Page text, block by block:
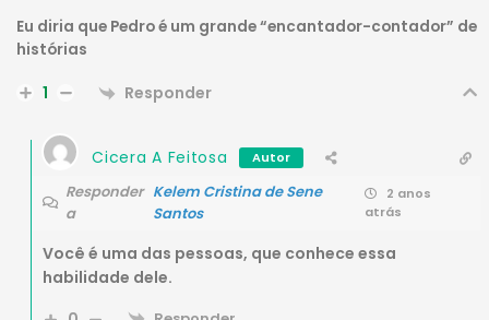
Eu diria que Pedro é um grande “encantador-contador” de
histórias
1 Responder
Cicera A Feitosa Autor
Responder
a
Kelem Cristina de Sene
Santos
2 anos
atrás
Você é uma das pessoas, que conhece essa
habilidade dele.